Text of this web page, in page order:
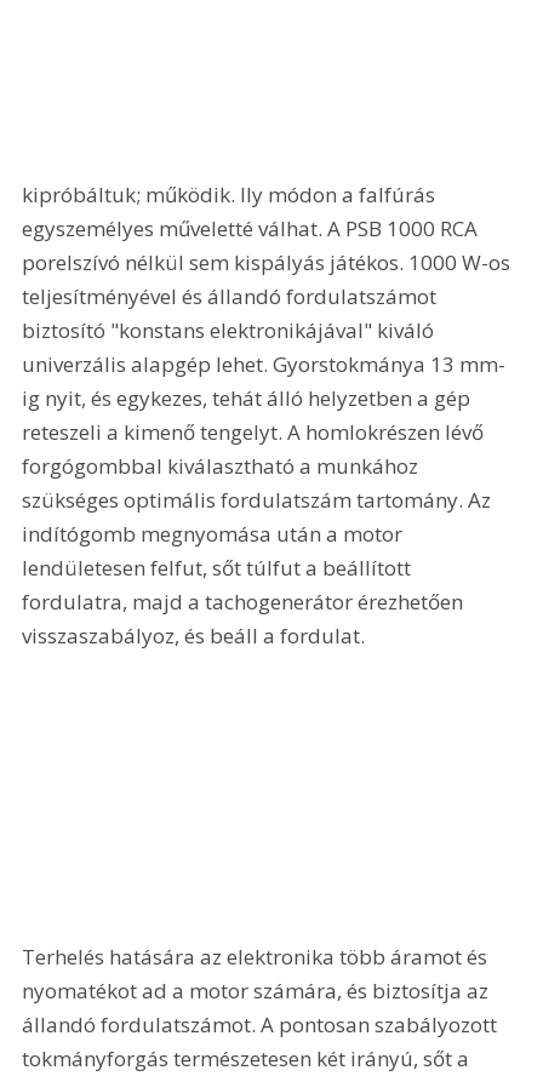
kipróbáltuk; működik. Ily módon a falfúrás
egyszemélyes műveletté válhat. A PSB 1000 RCA
porelszívó nélkül sem kispályás játékos. 1000 W-os
teljesítményével és állandó fordulatszámot
biztosító "konstans elektronikájával" kiváló
univerzális alapgép lehet. Gyorstokmánya 13 mm-
ig nyit, és egykezes, tehát álló helyzetben a gép
reteszeli a kimenő tengelyt. A homlokrészen lévő
forgógombbal kiválasztható a munkához
szükséges optimális fordulatszám tartomány. Az
indítógomb megnyomása után a motor
lendületesen felfut, sőt túlfut a beállított
fordulatra, majd a tachogenerátor érezhetően
visszaszabályoz, és beáll a fordulat.
Terhelés hatására az elektronika több áramot és
nyomatékot ad a motor számára, és biztosítja az
állandó fordulatszámot. A pontosan szabályozott
tokmányforgás természetesen két irányú, sőt a